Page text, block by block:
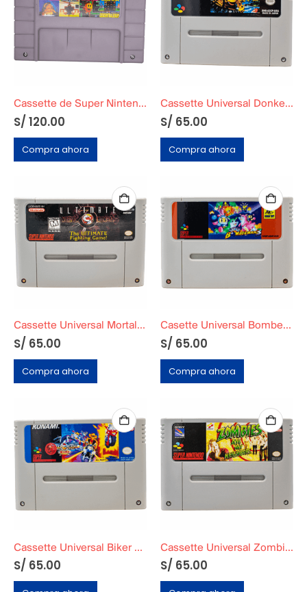
Cassette de Super Nintendo Super 8 en 1
S/ 120.00
Compra ahora
Cassette Universal Donkey Kong Country 3
S/ 65.00
Compra ahora
Cassette Universal Mortal Kombat Ultimate
S/ 65.00
Compra ahora
Casette Universal Bomberman 3
S/ 65.00
Compra ahora
Cassette Universal Biker Mice From Mars
S/ 65.00
Cassette Universal Zombies Ate My Neighbors
S/ 65.00